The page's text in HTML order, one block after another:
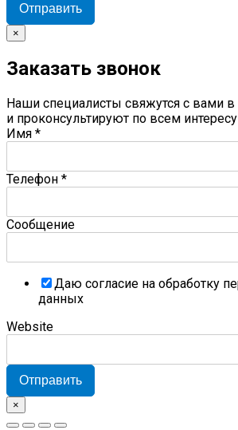
Отправить
×
Заказать звонок
Наши специалисты свяжутся с вами
и проконсультируют по всем
Имя *
Телефон *
Сообщение
Даю согласие на обработку
данных
Website
Отправить
×